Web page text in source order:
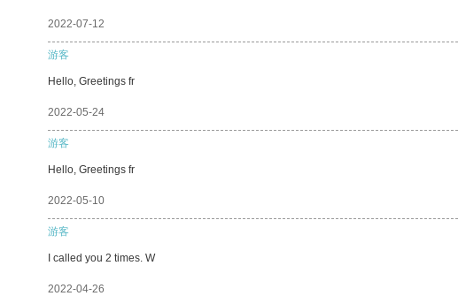
2022-07-12
游客
Hello, Greetings fr
2022-05-24
游客
Hello, Greetings fr
2022-05-10
游客
I called you 2 times. W
2022-04-26